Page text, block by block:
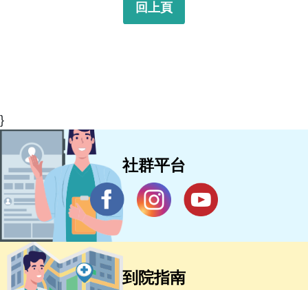
回上頁
}
社群平台
到院指南